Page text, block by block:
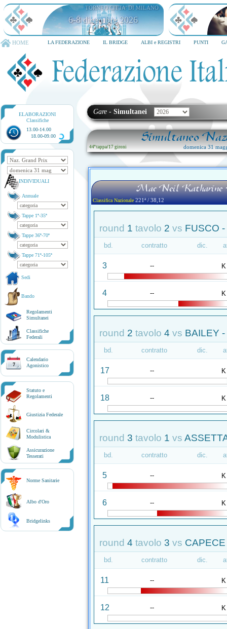
TORNEO CITTA' DI MILANO
6-8 dicembre 2026
HOME LA FEDERAZIONE IL BRIDGE ALBI e REGISTRI PUNTI
ELABORAZIONI
Classifiche
13.00-14.00
18.00-09.00
INDIVIDUALI
Annuale
Tappe 1ª-35ª
Tappe 36ª-70ª
Tappe 71ª-105ª
Sedi
Bando
Regolamenti
Simultanei
Classifiche
Federali
7
Calendario
Agonistico
Statuto e
Regolamenti
Giustizia Federale
Circolari &
Modulistica
Assicurazione
Tesserati
Norme Sanitarie
Albo d'Oro
Bridgelinks
Gare - Simultanei
Simultaneo
44ª tappa/17 gironi domenica 31
Mac Neil Katharine -
Classifica Nazionale221ª / 38,12
round 1 tavolo 2 vs FUSCO
bd. contratto dic.
3 -- K
4 -- K
round 2 tavolo 4 vs BAILEY
bd. contratto dic.
17 -- K
18 -- K
round 3 tavolo 1 vs
bd. contratto dic.
5 -- K
6 -- K
round 4 tavolo 3 vs
bd. contratto dic.
11 -- K
12 -- K